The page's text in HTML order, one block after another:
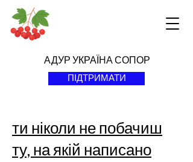
АДУР УКРАЇНА СОПОР
ПІДТРИМАТИ
ти ніколи не побачиш
ту, на якій написано